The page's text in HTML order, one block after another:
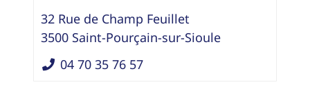
32 Rue de Champ Feuillet
3500 Saint-Pourçain-sur-Sioule
04 70 35 76 57